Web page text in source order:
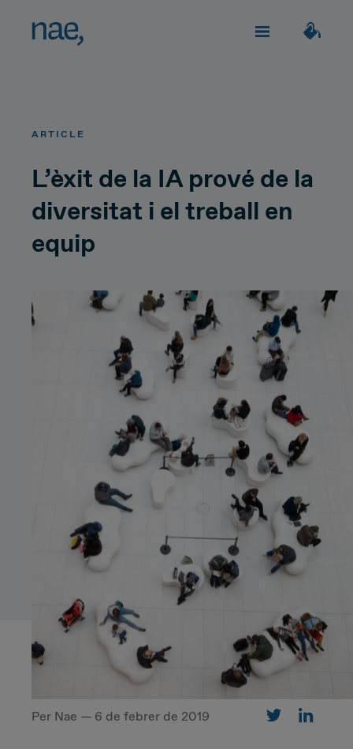
Network Strategy
Network Deployment
Network Operations
Hiperconnectivity
Systems Advisory
IT Governance
Digital Operations
Target Operating Model
Uneix-te
Parlem?
Decidida Perfeccionista
Alegre
Extrovertida Creativa
Ordenada
Moderna Nerviosa
Detallista
Treballadora/Constant
Esbojarrada Improvisadora
Tranquil·la
ARTICLE
L’èxit de la IA prové de la
diversitat i el treball en
equip
Per Nae — 6 de febrer de 2019